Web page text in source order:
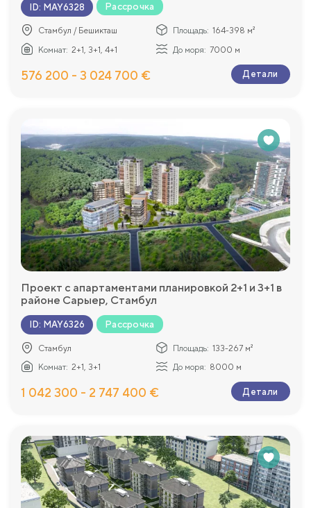
ID: MAY6328 Рассрочка
Стамбул / Бешикташ Площадь: 164-398 м²
Комнат: 2+1, 3+1, 4+1 До моря: 7000 м
576 200 - 3 024 700 € Детали
Проект с апартаментами планировкой 2+1 и 3+1 в
районе Сарыер, Стамбул
ID: MAY6326 Рассрочка
Стамбул Площадь: 133-267 м²
Комнат: 2+1, 3+1 До моря: 8000 м
1 042 300 - 2 747 400 € Детали